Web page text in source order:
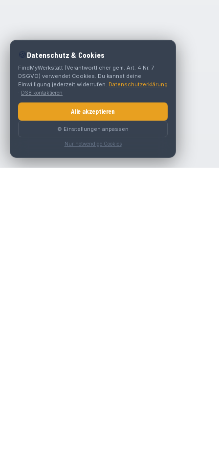
🍪 Datenschutz & Cookies
FindMyWerkstatt (Verantwortlicher gem. Art. 4 Nr. 7
DSGVO) verwendet Cookies. Du kannst deine
Einwilligung jederzeit widerrufen. Datenschutzerklärung
· DSB kontaktieren
Alle akzeptieren
⚙️ Einstellungen anpassen
Nur notwendige Cookies